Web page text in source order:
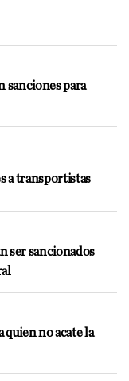
sanciones para
a transportistas
ser sancionados
quien no acate la